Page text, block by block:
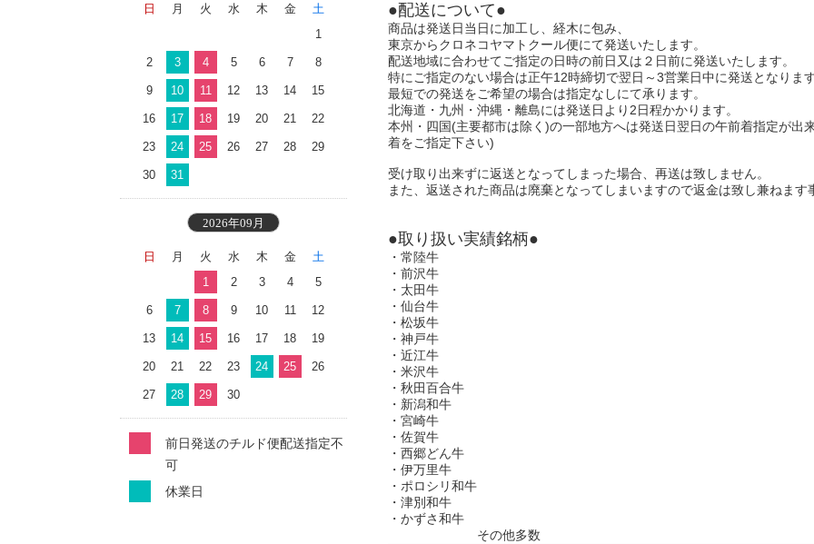
●配送について●
商品は発送日当日に加工し、経木に包み、
東京からクロネコヤマトクール便にて発送いたします。
配送地域に合わせてご指定の日時の前日又は２日前に発送いたします。
特にご指定のない場合は正午12時締切で翌日～3営業日中に発送となりま
最短での発送をご希望の場合は指定なしにて承ります。
北海道・九州・沖縄・離島には発送日より2日程かかります。
本州・四国(主要都市は除く)の一部地方へは発送日翌日の午前着指定が出
着をご指定下さい)
受け取り出来ずに返送となってしまった場合、再送は致しません。
また、返送された商品は廃棄となってしまいますので返金は致し兼ねます
●取り扱い実績銘柄●
・常陸牛
・前沢牛
・太田牛
・仙台牛
・松坂牛
・神戸牛
・近江牛
・米沢牛
・秋田百合牛
・新潟和牛
・宮崎牛
・佐賀牛
・西郷どん牛
・伊万里牛
・ポロシリ和牛
・津別和牛
・かずさ和牛
その他多数
日 月 火 水 木 金
土
1
2 3 4 5 6 7 8
9 10 11 12 13 14 15
16 17 18 19 20 21 22
23 24 25 26 27 28 29
30 31
2026年09月
日 月 火 水 木 金
土
1
2 3 4 5
6 7 8 9 10 11 12
13 14 15 16 17 18 19
20 21 22 23 24 25 26
27 28 29 30
前日発送のチルド便配送指定不
可
休業日